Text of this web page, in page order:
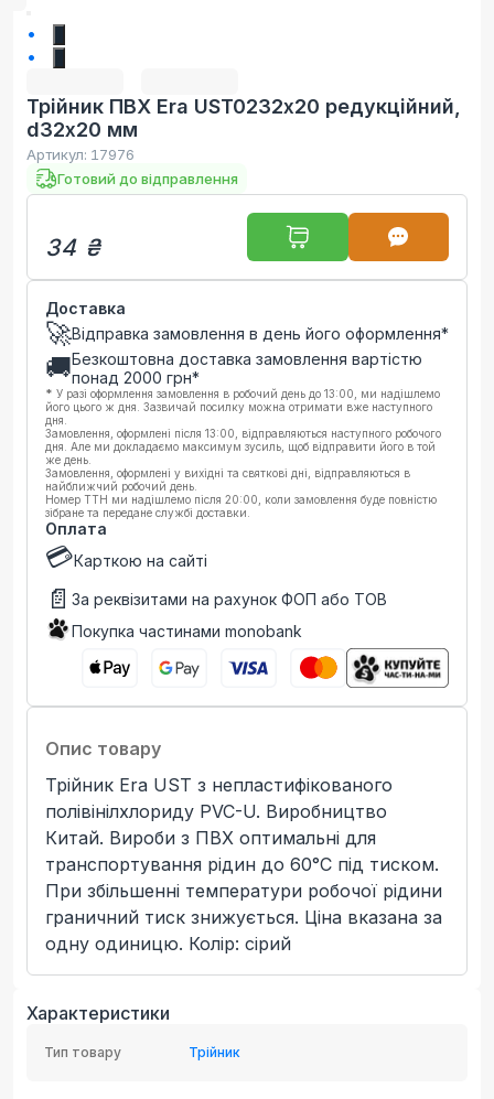
Трійник ПВХ Era UST0232х20 редукційний,
d32х20 мм
Артикул: 17976
Готовий до відправлення
34 ₴
Доставка
🚀Відправка замовлення в день його оформлення*
🚚Безкоштовна доставка замовлення вартістю
понад 2000 грн*
* У разі оформлення замовлення в робочий день до 13:00, ми надішлемо
його цього ж дня. Зазвичай посилку можна отримати вже наступного
дня.
Замовлення, оформлені після 13:00, відправляються наступного робочого
дня. Але ми докладаємо максимум зусиль, щоб відправити його в той
же день.
Замовлення, оформлені у вихідні та святкові дні, відправляються в
найближчий робочий день.
Номер ТТН ми надішлемо після 20:00, коли замовлення буде повністю
зібране та передане службі доставки.
Оплата
💳Карткою на сайті
📄 За реквізитами на рахунок ФОП або ТОВ
Покупка частинами monobank
Опис товару
Трійник Era UST з непластифікованого
полівінілхлориду PVC-U. Виробництво
Китай. Вироби з ПВХ оптимальні для
транспортування рідин до 60°C під тиском.
При збільшенні температури робочої рідини
граничний тиск знижується. Ціна вказана за
одну одиницю. Колір: сірий
Характеристики
Тип товару Трійник